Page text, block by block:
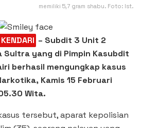
memiliki 5,7 gram shabu. Foto: Ist.
– Subdit 3 Unit 2
Sultra yang di Pimpin Kasubdit
berhasil mengungkap kasus
Kamis 15 Februari
Wita.
tersebut, aparat kepolisian